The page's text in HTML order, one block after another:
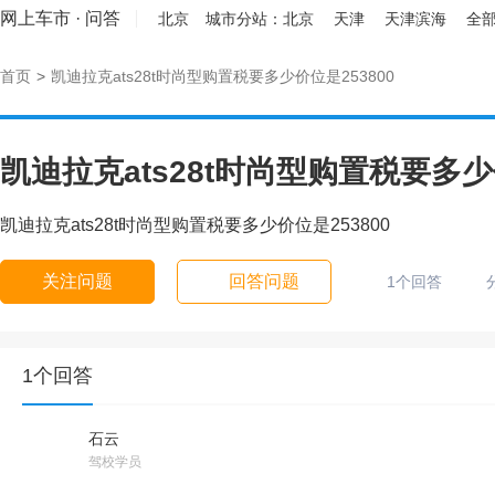
网上车市 · 问答 北京 城市分站： 北京 天津 天津滨海 全
首页 > 凯迪拉克ats28t时尚型购置税要多少价位是253800
凯迪拉克ats28t时尚型购置税要多
凯迪拉克ats28t时尚型购置税要多少价位是253800
关注问题 回答问题 1个回答
1个回答
石云
驾校学员